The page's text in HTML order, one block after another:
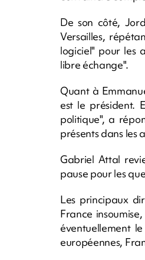
De son côté,
Versailles,
logiciel" pour les
libre échange".
Quant à
est le président.
politique", a
présents dans les
Gabriel Attal
pause pour les
Les principaux
France
éventuellement
européennes,